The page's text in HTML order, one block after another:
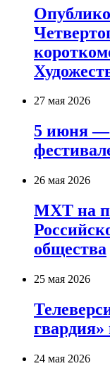
27 мая 2026
5 июня —
26 мая 2026
МХТ на
общества
25 мая 2026
24 мая 2026